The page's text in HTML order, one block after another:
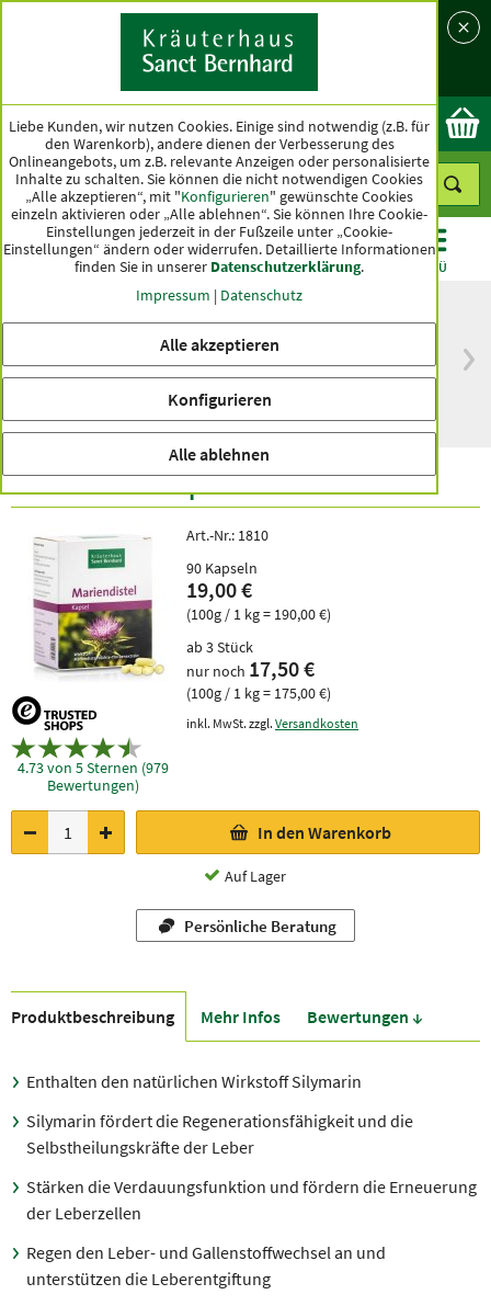
Land
Ok
KATEGORIEN ANGEBOTE TOPSELLER MENÜ
versandkostenfrei
innerhalb Deutschlands
Spitzenqualität seit
Mariendistel-Kapseln
4.73 von 5 Sternen (979
Bewertungen)
Art.-Nr.: 1810
90 Kapseln
19,00 €
(100g / 1 kg = 190,00 €)
ab 3 Stück
nur noch 17,50 €
(100g / 1 kg = 175,00 €)
inkl. MwSt. zzgl. Versandkosten
In den Warenkorb
Auf Lager
Persönliche Beratung
Produkt­beschreibung Mehr Infos Bewer­tungen ↓
Enthalten den natürlichen Wirkstoff Silymarin
Silymarin fördert die Regenerationsfähigkeit und die
Selbstheilungskräfte der Leber
Stärken die Verdauungsfunktion und fördern die Erneuerung
der Leberzellen
Regen den Leber- und Gallenstoffwechsel an und
unterstützen die Leberentgiftung
Liebe Kunden, wir nutzen Cookies. Einige sind notwendig (z.B. für
den Warenkorb), andere dienen der Verbesserung des
Onlineangebots, um z.B. relevante Anzeigen oder personalisierte
Inhalte zu schalten. Sie können die nicht notwendigen Cookies
„Alle akzeptieren“, mit "Konfigurieren" gewünschte Cookies
einzeln aktivieren oder „Alle ablehnen“. Sie können Ihre Cookie-
Einstellungen jederzeit in der Fußzeile unter „Cookie-
Einstellungen“ ändern oder widerrufen. Detaillierte Informationen
finden Sie in unserer Datenschutzerklärung.
Impressum | Datenschutz
Alle akzeptieren
Konfigurieren
Alle ablehnen